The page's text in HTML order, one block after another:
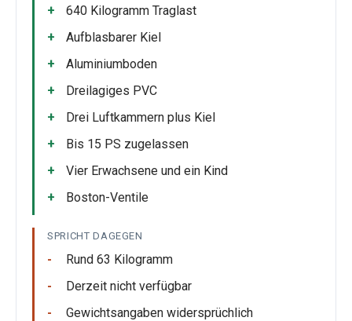
640 Kilogramm Traglast
Aufblasbarer Kiel
Aluminiumboden
Dreilagiges PVC
Drei Luftkammern plus Kiel
Bis 15 PS zugelassen
Vier Erwachsene und ein Kind
Boston-Ventile
SPRICHT DAGEGEN
Rund 63 Kilogramm
Derzeit nicht verfügbar
Gewichtsangaben widersprüchlich